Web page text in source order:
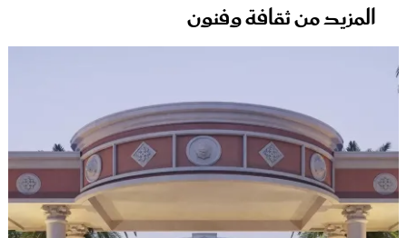
المزيد من ثقافة وفنون